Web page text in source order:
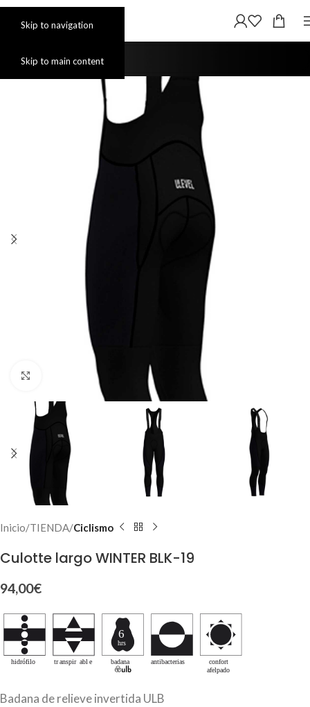
Skip to navigation
Skip to main content
Click to enlarge
Inicio TIENDA Ciclismo
Culotte largo WINTER BLK-19
94,00€
Badana de relieve invertida ULB